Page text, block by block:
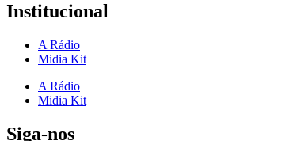
Institucional
A Rádio
Midia Kit
A Rádio
Midia Kit
Siga-nos